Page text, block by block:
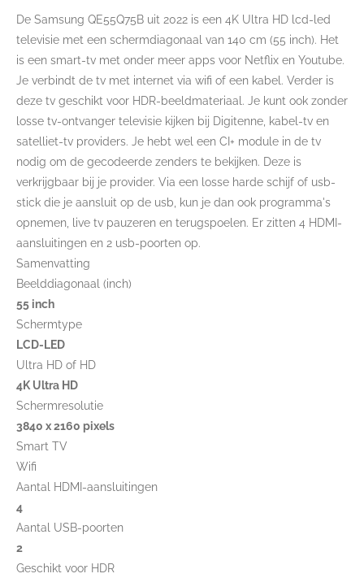
De Samsung QE55Q75B uit 2022 is een 4K Ultra HD lcd-led
televisie met een schermdiagonaal van 140 cm (55 inch). Het
is een smart-tv met onder meer apps voor Netflix en Youtube.
Je verbindt de tv met internet via wifi of een kabel. Verder is
deze tv geschikt voor HDR-beeldmateriaal. Je kunt ook zonder
losse tv-ontvanger televisie kijken bij Digitenne, kabel-tv en
satelliet-tv providers. Je hebt wel een CI+ module in de tv
nodig om de gecodeerde zenders te bekijken. Deze is
verkrijgbaar bij je provider. Via een losse harde schijf of usb-
stick die je aansluit op de usb, kun je dan ook programma's
opnemen, live tv pauzeren en terugspoelen. Er zitten 4 HDMI-
aansluitingen en 2 usb-poorten op.
Samenvatting
Beelddiagonaal (inch)
55 inch
Schermtype
LCD-LED
Ultra HD of HD
4K Ultra HD
Schermresolutie
3840 x 2160 pixels
Smart TV
Wifi
Aantal HDMI-aansluitingen
4
Aantal USB-poorten
2
Geschikt voor HDR